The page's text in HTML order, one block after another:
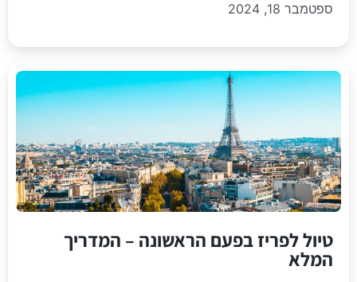
ספטמבר 18, 2024
טיול לפריז בפעם הראשונה – המדריך
המלא